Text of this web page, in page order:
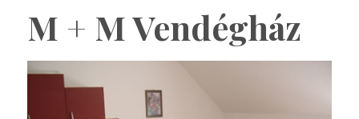
M + M Vendégház